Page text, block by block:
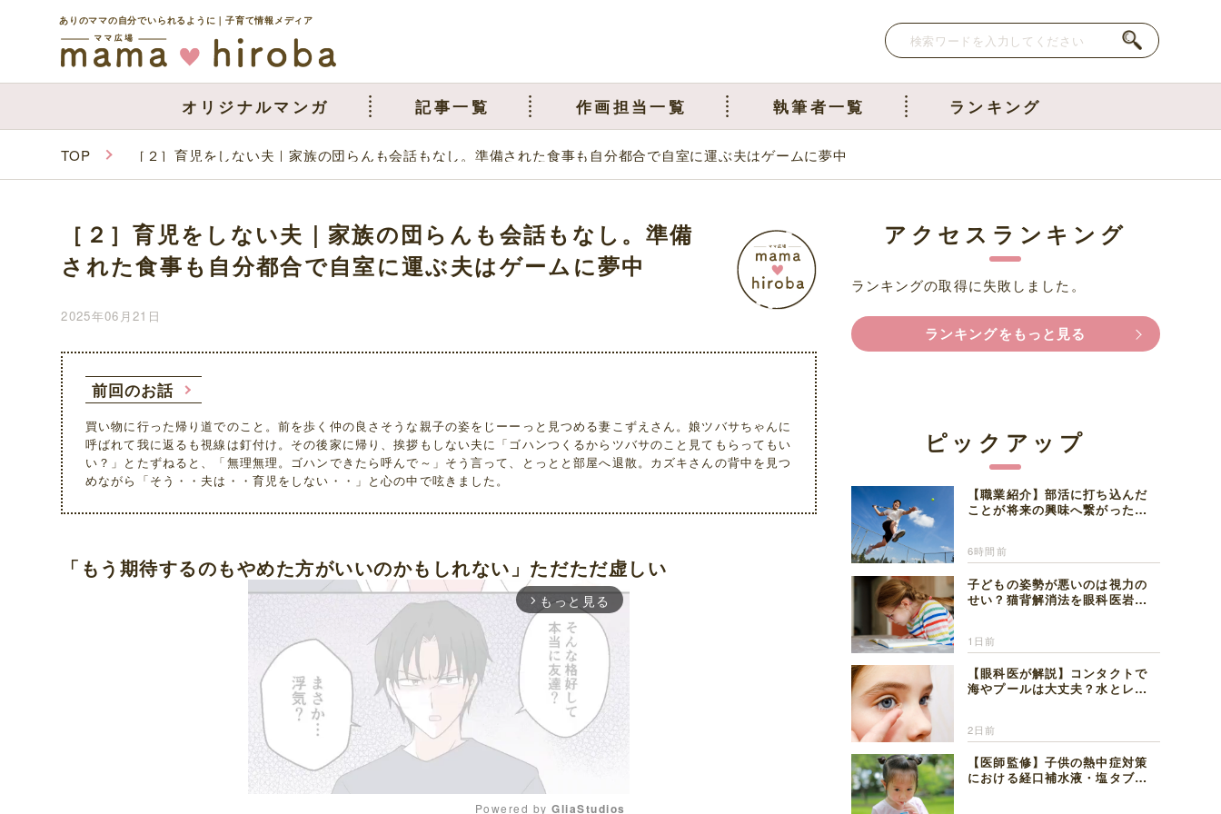
ありのママの自分でいられるように｜子育て情報メディア
オリジナルマンガ 記事一覧 作画担当一覧 執筆者一覧 ランキング
TOP ［２］育児をしない夫｜家族の団らんも会話もなし。準備された食事も自分都合で自室に運ぶ夫はゲームに夢中
［２］育児をしない夫｜家族の団らんも会話もなし。準備
された食事も自分都合で自室に運ぶ夫はゲームに夢中
2025年06月21日
前回のお話
買い物に行った帰り道でのこと。前を歩く仲の良さそうな親子の姿をじーーっと見つめる妻こずえさん。娘ツバサちゃんに
呼ばれて我に返るも視線は釘付け。その後家に帰り、挨拶もしない夫に「ゴハンつくるからツバサのこと見てもらってもい
い？」とたずねると、「無理無理。ゴハンできたら呼んで～」そう言って、とっとと部屋へ退散。カズキさんの背中を見つ
めながら「そう・・夫は・・育児をしない・・」と心の中で呟きました。
「もう期待するのもやめた方がいいのかもしれない」ただただ虚しい
arrow_forward_ios もっと見る
Powered by GliaStudios
アクセスランキング
ランキングの取得に失敗しました。
ランキングをもっと見る
ピックアップ
【職業紹介】部活に打ち込んだ
ことが将来の興味へ繋がった。
6時間前
子どもの姿勢が悪いのは視力の
せい？猫背解消法を眼科医岩見
1日前
【眼科医が解説】コンタクトで
海やプールは大丈夫？水とレン
2日前
【医師監修】子供の熱中症対策
における経口補水液・塩タブレ